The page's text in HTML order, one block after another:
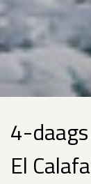
4-
El